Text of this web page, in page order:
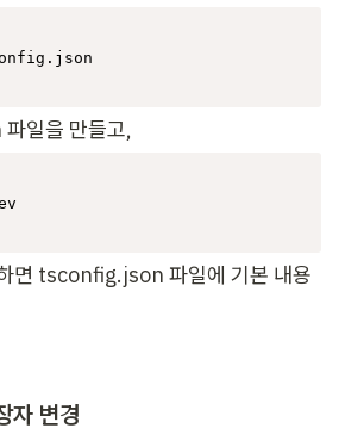
일을 만들고,
면 tsconfig.json 파일에 기본 내용
자 변경